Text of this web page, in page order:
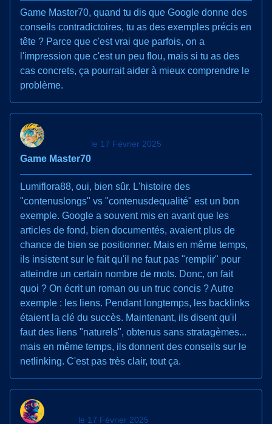
Game Master70, quand tu dis que Google donne des
conseils contradictoires, tu as des exemples précis en
tête ? Parce que c'est vrai que parfois, on a
l'impression que c'est un peu flou, mais si tu as des
cas concrets, ça pourrait aider à mieux comprendre le
problème.
Game Master70
le 17 Février 2025
Lumiflora88, oui, bien sûr. L'histoire des
"contenuslongs" vs "contenusdequalité" est un bon
exemple. Google a souvent mis en avant que les
articles de fond, bien documentés, avaient plus de
chance de bien se positionner. Mais en même temps,
ils insistent sur le fait qu'il ne faut pas "remplir" pour
atteindre un certain nombre de mots. Donc, on fait
quoi ? On écrit un roman ou un truc concis ? Autre
exemple : les liens. Pendant longtemps, les backlinks
étaient la clé du succès. Maintenant, ils disent qu'il
faut des liens "naturels", obtenus sans stratagèmes...
mais en même temps, ils donnent des conseils sur le
netlinking. C'est pas très clair, tout ça.
le 17 Février 2025